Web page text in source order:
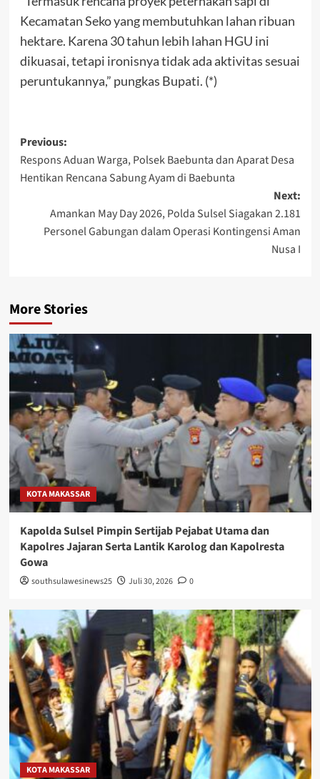
Kecamatan Seko yang membutuhkan lahan ribuan
hektare. Karena 30 tahun lebih lahan HGU ini
dikuasai, tetapi ironisnya tidak ada aktivitas sesuai
peruntukannya,” pungkas Bupati. (*)
Post
navigation
Previous:
Respons Aduan Warga, Polsek Baebunta dan Aparat Desa
Hentikan Rencana Sabung Ayam di Baebunta
Next:
Amankan May Day 2026, Polda Sulsel Siagakan 2.181
Personel Gabungan dalam Operasi Kontingensi Aman
Nusa I
More Stories
KOTA MAKASSAR
Kapolda Sulsel Pimpin Sertijab Pejabat Utama dan
Kapolres Jajaran Serta Lantik Karolog dan Kapolresta
Gowa
southsulawesinews25 Juli 30, 2026 0
KOTA MAKASSAR